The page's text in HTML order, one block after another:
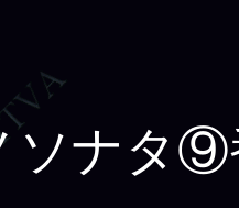
ソナタ⑨